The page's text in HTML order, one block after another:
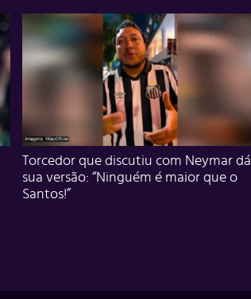
Torcedor que discutiu com Neymar dá
sua versão: “Ninguém é maior que o
Santos!”